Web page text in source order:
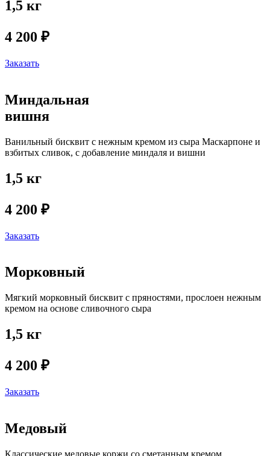
1,5 кг
4 200 ₽
Заказать
Миндальная
вишня
Ванильный бисквит с нежным кремом из сыра Маскарпоне и
взбитых сливок, с добавление миндаля и вишни
1,5 кг
4 200 ₽
Заказать
Морковный
Мягкий морковный бисквит с пряностями, прослоен нежным
кремом на основе сливочного сыра
1,5 кг
4 200 ₽
Заказать
Медовый
Классические медовые коржи со сметанным кремом.